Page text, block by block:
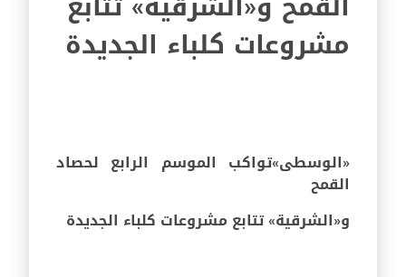
مشروعات كلباء الجديدة
«الوسطى»تواكب الموسم الرابع لحصاد
القمح
و«الشرقية» تتابع مشروعات كلباء الجديدة